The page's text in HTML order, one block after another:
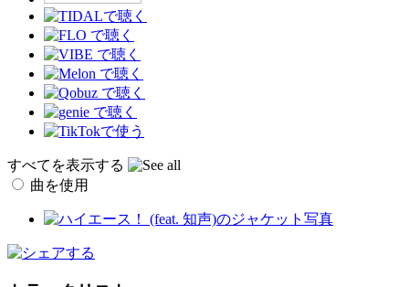
すべてを表示する
曲を使用